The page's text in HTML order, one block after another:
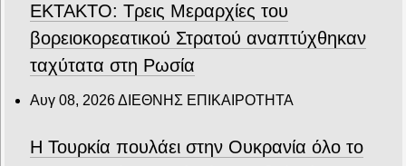
ΕΚΤΑΚΤΟ: Τρεις Μεραρχίες του
βορειοκορεατικού Στρατού αναπτύχθηκαν
ταχύτατα στη Ρωσία
Αυγ 08, 2026ΔΙΕΘΝΗΣ ΕΠΙΚΑΙΡΟΤΗΤΑ
Η Τουρκία πουλάει στην Ουκρανία όλο το